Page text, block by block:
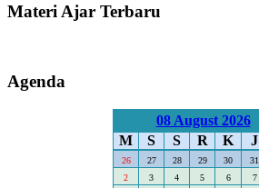
Materi Ajar Terbaru
Agenda
08 August 2026
M
S S R K J
26 27 28 29 30 31
2
3 4 5 6 7